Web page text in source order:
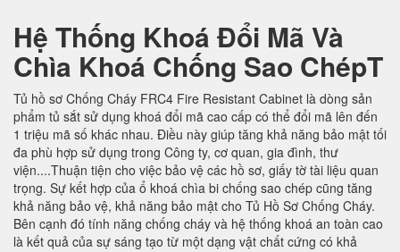
Hệ Thống Khoá Đổi Mã Và
Chìa Khoá Chống Sao ChépT
Tủ hồ sơ Chống Cháy FRC4 Fire Resistant Cabinet là dòng sản
phẩm tủ sắt sử dụng khoá đổi mã cao cấp có thể đổi mã lên đến
1 triệu mã số khác nhau. Điều này giúp tăng khả năng bảo mật tối
đa phù hợp sử dụng trong Công ty, cơ quan, gia đình, thư
viện....Thuận tiện cho việc bảo vệ các hồ sơ, giấy tờ tài liệu quan
trọng. Sự kết hợp của ổ khoá chìa bi chống sao chép cũng tăng
khả năng bảo vệ, khả năng bảo mật cho Tủ Hồ Sơ Chống Cháy.
Bên cạnh đó tính năng chống cháy và hệ thống khoá an toàn cao
là kết quả của sự sáng tạo từ một dạng vật chất cứng có khả